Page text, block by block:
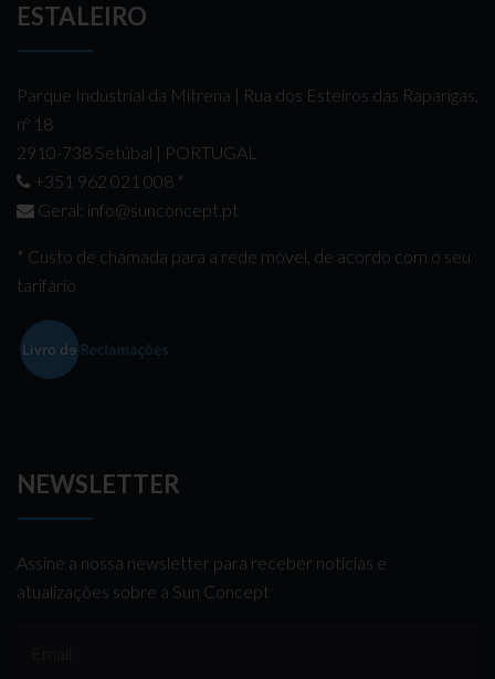
ESTALEIRO
Parque Industrial da Mitrena | Rua dos Esteiros das Raparigas,
nº 18
2910-738 Setúbal | PORTUGAL
+351 962 021 008 *
Geral: info@sunconcept.pt
* Custo de chamada para a rede móvel, de acordo com o seu
tarifário
NEWSLETTER
Assine a nossa newsletter para receber notícias e
atualizações sobre a Sun Concept